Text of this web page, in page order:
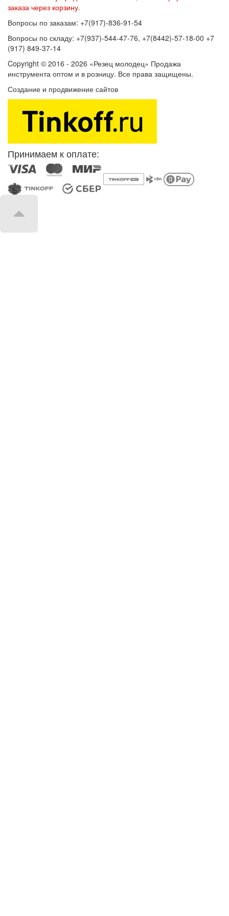
заказа через корзину.
Вопросы по заказам: +7(917)-836-91-54
Вопросы по складу: +7(937)-544-47-76, +7(8442)-57-18-00 +7
(917) 849-37-14
Copyright © 2016 - 2026 «Резец молодец» Продажа
инструмента оптом и в розницу. Все права защищены.
Создание и продвижение сайтов
Принимаем к оплате: